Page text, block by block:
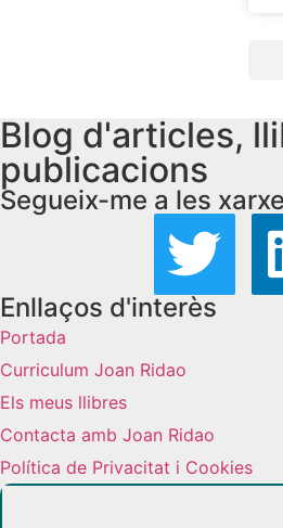
Blog d'articles,
publicacions
Segueix-me a les
Enllaços d'interès
Portada
Curriculum Joan Ridao
Els meus llibres
Contacta amb Joan Ridao
Política de Privacitat i Cookies